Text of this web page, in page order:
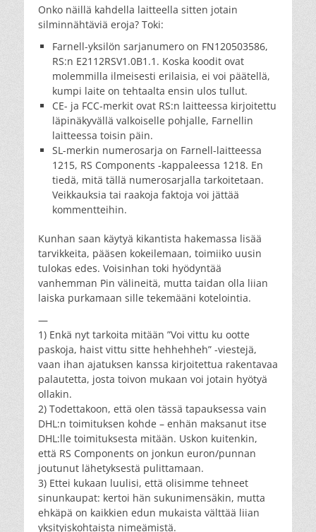
Onko näillä kahdella laitteella sitten jotain
silminnähtäviä eroja? Toki:
Farnell-yksilön sarjanumero on FN120503586,
RS:n E2112RSV1.0B1.1. Koska koodit ovat
molemmilla ilmeisesti erilaisia, ei voi päätellä,
kumpi laite on tehtaalta ensin ulos tullut.
CE- ja FCC-merkit ovat RS:n laitteessa kirjoitettu
läpinäkyvällä valkoiselle pohjalle, Farnellin
laitteessa toisin päin.
SL-merkin numerosarja on Farnell-laitteessa
1215, RS Components -kappaleessa 1218. En
tiedä, mitä tällä numerosarjalla tarkoitetaan.
Veikkauksia tai raakoja faktoja voi jättää
kommentteihin.
Kunhan saan käytyä kikantista hakemassa lisää
tarvikkeita, pääsen kokeilemaan, toimiiko uusin
tulokas edes. Voisinhan toki hyödyntää
vanhemman Pin välineitä, mutta taidan olla liian
laiska purkamaan sille tekemääni kotelointia.
—
1) Enkä nyt tarkoita mitään ”Voi vittu ku ootte
paskoja, haist vittu sitte hehhehheh” -viestejä,
vaan ihan ajatuksen kanssa kirjoitettua rakentavaa
palautetta, josta toivon mukaan voi jotain hyötyä
ollakin.
2) Todettakoon, että olen tässä tapauksessa vain
DHL:n toimituksen kohde – enhän maksanut itse
DHL:lle toimituksesta mitään. Uskon kuitenkin,
että RS Components on jonkun euron/punnan
joutunut lähetyksestä pulittamaan.
3) Ettei kukaan luulisi, että olisimme tehneet
sinunkaupat: kertoi hän sukunimensäkin, mutta
ehkäpä on kaikkien edun mukaista välttää liian
yksityiskohtaista nimeämistä.